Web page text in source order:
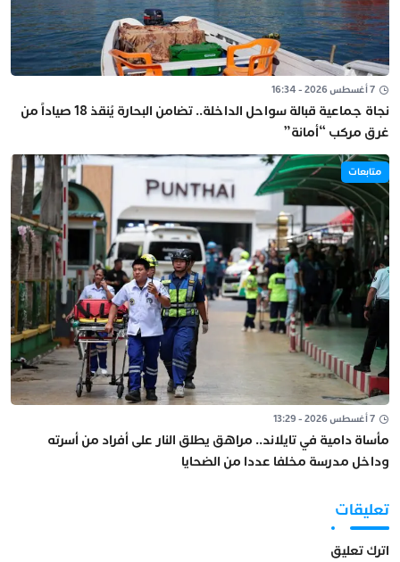
7 أغسطس 2026 - 16:34
نجاة جماعية قبالة سواحل الداخلة.. تضامن البحارة يُنقذ 18 صياداً من
غرق مركب “أمانة”
متابعات
7 أغسطس 2026 - 13:29
مأساة دامية في تايلاند.. مراهق يطلق النار على أفراد من أسرته
وداخل مدرسة مخلفا عددا من الضحايا
تعليقات
اترك تعليق